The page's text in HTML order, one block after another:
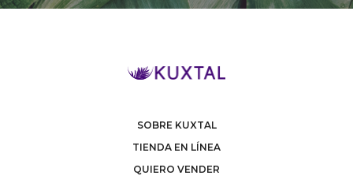
SOBRE KUXTAL
TIENDA EN LÍNEA
QUIERO VENDER